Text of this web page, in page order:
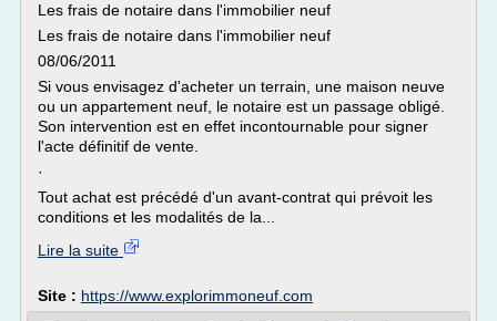
Les frais de notaire dans l'immobilier neuf
Les frais de notaire dans l'immobilier neuf
08/06/2011
Si vous envisagez d'acheter un terrain, une maison neuve
ou un appartement neuf, le notaire est un passage obligé.
Son intervention est en effet incontournable pour signer
l'acte définitif de vente.
·
Tout achat est précédé d'un avant-contrat qui prévoit les
conditions et les modalités de la...
Lire la suite
Site : https://www.explorimmoneuf.com